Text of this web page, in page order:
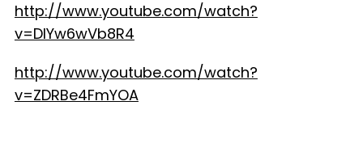
http://www.youtube.com/watch?
v=DIYw6wVb8R4
http://www.youtube.com/watch?
v=ZDRBe4FmYOA